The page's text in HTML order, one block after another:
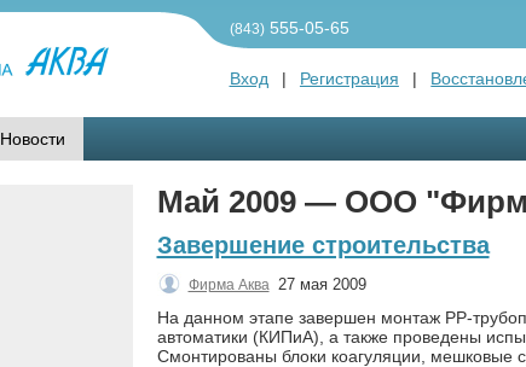
(843)555-05-65
Вход | Регистрация |
Новости
Май 2009 — ООО
Завершение строительства
Фирма Аква 27 мая 2009
На данном этапе завершен монтаж PP-
автоматики (КИПиА), а также проведены
Смонтированы блоки коагуляции, мешковые